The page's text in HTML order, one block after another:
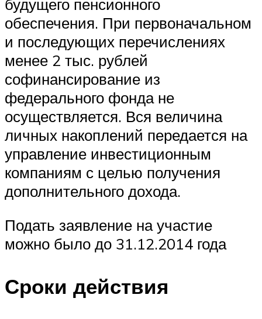
будущего пенсионного
обеспечения. При первоначальном
и последующих перечислениях
менее 2 тыс. рублей
софинансирование из
федерального фонда не
осуществляется. Вся величина
личных накоплений передается на
управление инвестиционным
компаниям с целью получения
дополнительного дохода.
Подать заявление на участие
можно было до 31.12.2014 года
Сроки действия